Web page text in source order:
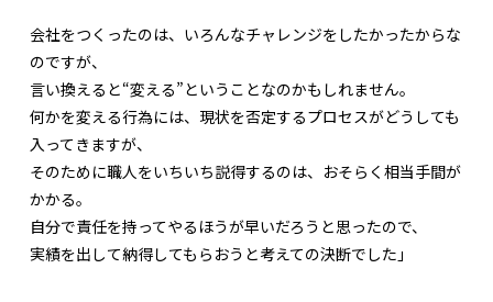
会社をつくったのは、いろんなチャレンジをしたかったからな
のですが、
言い換えると“変える”ということなのかもしれません。
何かを変える行為には、現状を否定するプロセスがどうしても
入ってきますが、
そのために職人をいちいち説得するのは、おそらく相当手間が
かかる。
自分で責任を持ってやるほうが早いだろうと思ったので、
実績を出して納得してもらおうと考えての決断でした」